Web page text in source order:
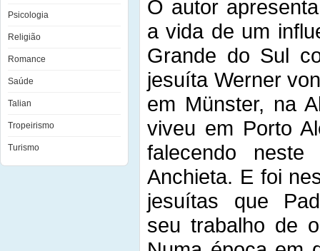
Psicologia
Religião
Romance
Saúde
Talian
Tropeirismo
Turismo
O autor
a vida de um
Grande do Sul
jesuíta Werner
em Münster, na
viveu em Porto
falecendo
Anchieta. E foi
jesuítas que
seu trabalho de